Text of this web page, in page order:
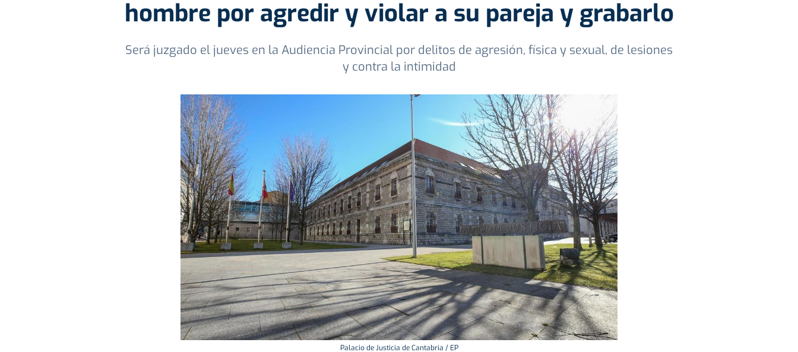
hombre por agredir y violar a su pareja y grabarlo
Será juzgado el jueves en la Audiencia Provincial por delitos de agresión, física y sexual, de lesiones
y contra la intimidad
Palacio de Justicia de Cantabria / EP